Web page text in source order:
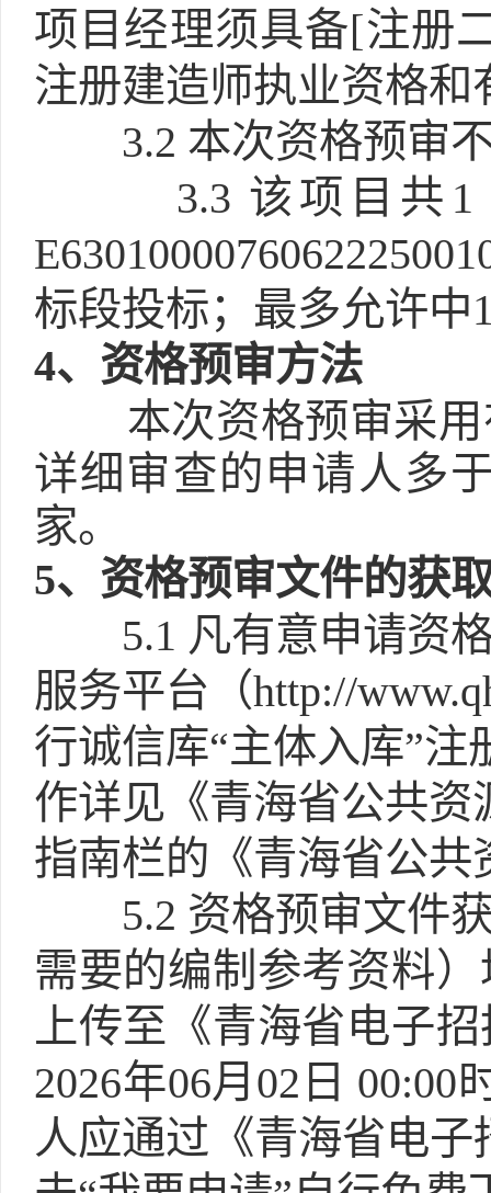
项目经理须具备[注册
注册建造师执业资格
3.2 本次资格预审
3.3 该项目共
标段投标；最多允许中
4、资格预审方法
本次资格预审采
详细审查的申请人多
家。
5、资格预审文件的获
5.1 凡有意申请资
服务平台（http://
行诚信库“主体入库”
作详见《青海省公共资
指南栏的《青海省公
5.2 资格预审文件
需要的编制参考资料
上传至《青海省电子
2026年06月02日 00:00
人应通过《青海省电